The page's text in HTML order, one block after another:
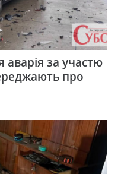
аварія за участю
про